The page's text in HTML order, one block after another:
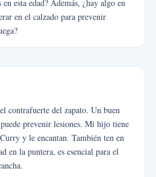
esta edad? Además, ¿hay algo en
en el calzado para prevenir
contrafuerte del zapato. Un buen
prevenir lesiones. Mi hijo tiene
y le encantan. También ten en
en la puntera, es esencial para el